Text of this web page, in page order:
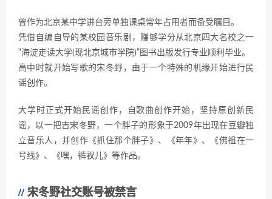
曾作为北京某中学讲台旁单独课桌常年占用者而备受瞩目。
凭借自编自导的某校园音乐剧，赚够学分从北京四大名校之一
“海淀走读大学(现北京城市学院)”图书出版发行专业顺利毕业。
高中时就开始写歌的宋冬野，由于一个特殊的机缘开始进行民
谣创作。
大学时正式开始民谣创作，自歌曲创作开始，坚持原创新民
谣，以一把吉宋冬野，一个胖子的形象于2009年出现在豆瓣独
立音乐人，并创作《抓住那个胖子》、《年年》、《佛祖在一
号线》、《嘿，裤衩儿》等作品。
宋冬野社交账号被禁言